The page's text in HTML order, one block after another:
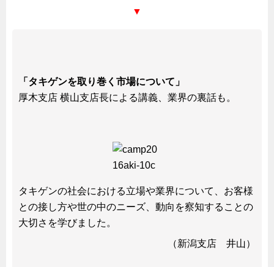
▼
「タキゲンを取り巻く市場について」
厚木支店 横山支店長による講義、業界の裏話も。
タキゲンの社会における立場や業界について、お客様
との接し方や世の中のニーズ、動向を察知することの
大切さを学びました。
（新潟支店 井山）